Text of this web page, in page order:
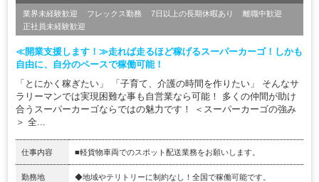
業界未経験歓迎 フレックス勤務 7日以上の長期休暇あり
離職中歓迎
正社員未経験歓迎
≪開業支援します！≫走れば走るほど稼げるスーパーカーゴ！しかも
自由に、自分のペースで稼働可能！
「とにかく稼ぎたい」 「子育て、介護の時間を作りたい」 そんなサ
ラリーマンでは実現困難な事も自営業なら可能！ 多くの仲間が助け
合うスーパーカーゴならではの魅力です！ ＜スーパーカーゴの強み
＞ 全...
仕事内容 ■軽貨物車両でのスポット配送業務をお願いします。
勤務地 ◆地域やテリトリーに制約なし！全国で稼働可能です。